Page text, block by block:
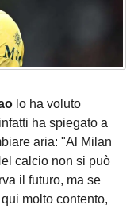
lo ha voluto
infatti ha spiegato a
aria: "Al Milan
calcio non si può
il futuro, ma se
molto contento,